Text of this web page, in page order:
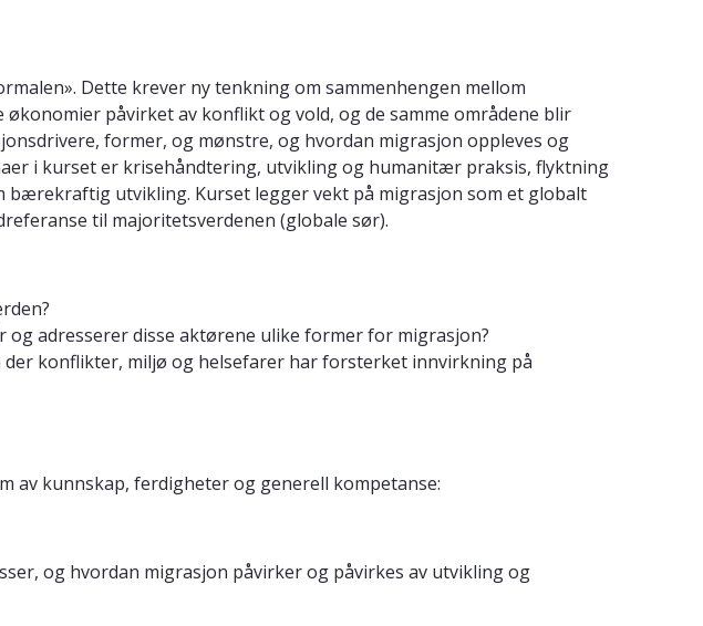
Dette krever ny tenkning om sammenhengen mellom
påvirket av konflikt og vold, og de samme områdene blir
former, og mønstre, og hvordan migrasjon oppleves og
i kurset er krisehåndtering, utvikling og humanitær praksis, flyktning
utvikling. Kurset legger vekt på migrasjon som et globalt
til majoritetsverdenen (globale sør).
adresserer disse aktørene ulike former for migrasjon?
konflikter, miljø og helsefarer har forsterket innvirkning på
kunnskap, ferdigheter og generell kompetanse:
og hvordan migrasjon påvirker og påvirkes av utvikling og